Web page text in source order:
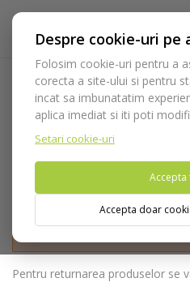
Despre cookie-uri pe
Folosim cookie-uri pentru a
corecta a site-ului si pentru
incat sa imbunatatim
aplica imediat si iti poti
Setari cookie-uri
Accepta
Accepta doar
Politica
Acasa
Nu puteti plasa comenzi din
Pentru returnarea produselor se